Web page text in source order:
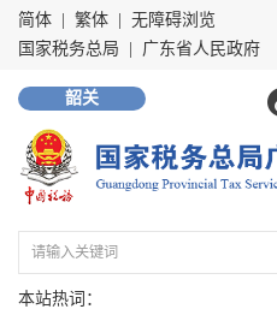
简体 繁体
无障碍浏览
国家税务总局
广东省人民政府
韶关
本站热词：